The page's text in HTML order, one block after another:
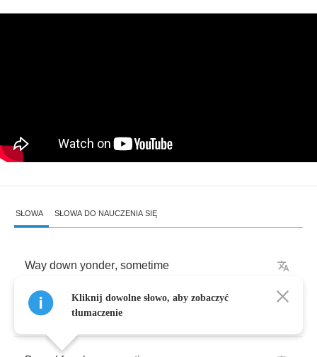
SŁOWA SŁOWA DO NAUCZENIA SIĘ
Way down yonder, sometime
Living with the law,
Kliknij dowolne słowo, aby zobaczyć
tłumaczenie